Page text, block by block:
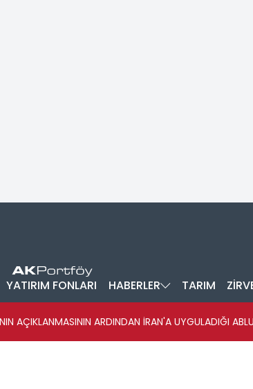
YATIRIM FONLARI HABERLER TARIM
AÇIKLANMASININ ARDINDAN İRAN'A UYGULADIĞI